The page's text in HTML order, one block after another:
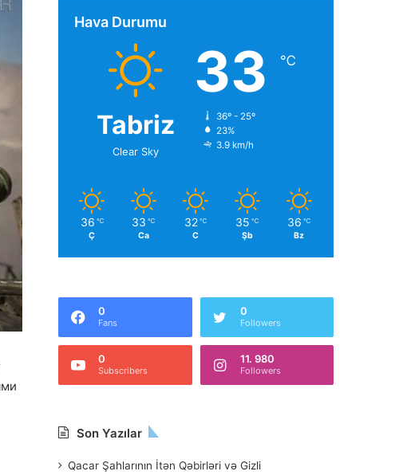
Hava Durumu
Tabriz
Clear Sky
33 ℃
36º - 25º
23%
3.9 km/h
36 ℃
Ç
33 ℃
Ca
32 ℃
C
35 ℃
Şb
36 ℃
Bz
0
Fans
0
Followers
0
Subscribers
11. 980
Followers
Son Yazılar
Qacar Şahlarının İtən Qəbirləri və Gizli